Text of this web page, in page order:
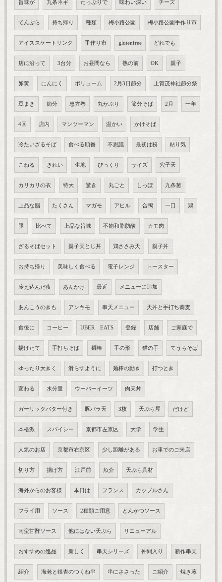
旨味が 九条ネギ たっぷりで 味わい深い チーズ
てんぷら 持ち帰り 種類 梅小路公園 梅小路公園手作り市
アイススケートリンク 手作り市 glutenfree どれでも
店に沿って 3台分 お昼間なら 熟の前 OK 親子
卵黄 にんにく ボリューム 2月3日節分 上賀茂神社節分祭
豆まき 節分 恵方巻 丸かぶり 節分そば 2月 一年
4回 店内 マンツーマン 温かい かけそば
冷たいざるそば 食べる順番 不思議 最初は粉 粘り気
こねる きれい 生地 びっくり サイズ 穴子天
カリカリの衣 特大 驚き 丸ごと しっぽ 九条葱
上品な脂 たくさん マガモ アヒル 合鴨 一口 鶏
豚 比べて 上品な旨味 不飽和脂肪酸 カモ肉
ざるそばセット 親子天とじ丼 鶏ささみ天 親子丼
お持ち帰り 美味しく食べる 電子レンジ トースター
冷え込んだ夜 あんかけ 最近 メニューに追加
あんこうのきも アンキモ 串天メニュー 天丼と手打ち蕎麦
食後に コーヒー UBER EATS 登録 店舗 ご家庭で
揚げたて 手打ちそば 麺棒 手の形 猫の手 てうちそば
ゆったり大きく 滑らすように 麺棒の動き 打つとき
変わる 水分量 ウーバーイーツ 肉天丼
ガーリックバター付き 豚バラ天 3枚 天ぷら屋 だけど
本格派 スパイシー 京都市左京区 大学 学生
人気のお店 京都市右京区 少し距離がある お車でのご来店
切り方 揚げ方 江戸前 魚介 天ぷら具材
海外からのお客様 本日は フランス カップルさん
フライ用 ソース 2種類ご用意 とんかつソース
南蛮甘酢ソース 他にはない天ぷら リニューアル
おすすめの逸品 新しく 串天シリーズ 仲間入り 新作串天
紹介 海老と銀杏のつくね串 串にささった ご紹介 焼き葱